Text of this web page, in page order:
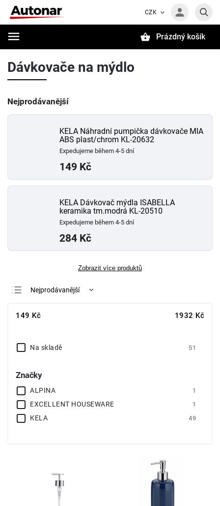
CZK
Prázdný košík
Dávkovače na mýdlo
Nejprodávanější
KELA Náhradní pumpička dávkovače MIA
ABS plast/chrom KL-20632
Expedujeme během 4-5 dní
149 Kč
KELA Dávkovač mýdla ISABELLA
keramika tm.modrá KL-20510
Expedujeme během 4-5 dní
284 Kč
Zobrazit více produktů
Nejprodávanější
149 Kč 1932 Kč
Na skladě 51
Značky
ALPINA 1
EXCELLENT HOUSEWARE 1
KELA 49